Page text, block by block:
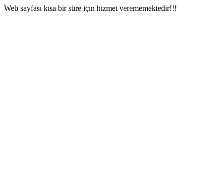
Web sayfası kısa bir süre için hizmet verememektedir!!!